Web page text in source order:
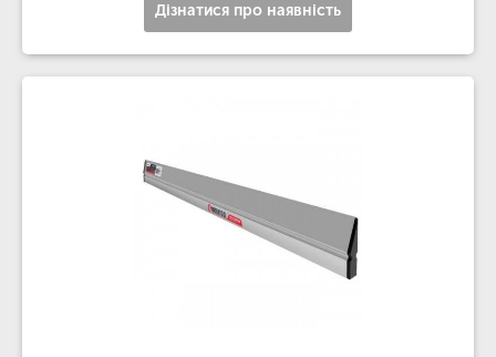
Дізнатися про наявність